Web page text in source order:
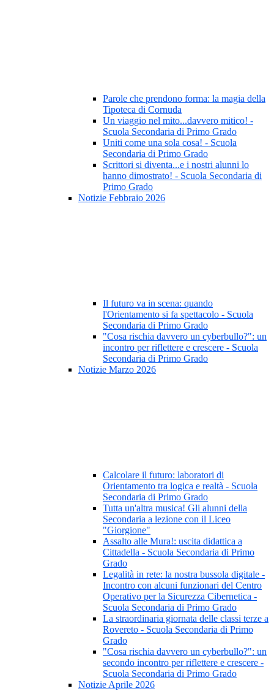
Parole che prendono forma: la magia della
Tipoteca di Cornuda
Un viaggio nel mito...davvero mitico! -
Scuola Secondaria di Primo Grado
Uniti come una sola cosa! - Scuola
Secondaria di Primo Grado
Scrittori si diventa...e i nostri alunni lo
hanno dimostrato! - Scuola Secondaria di
Primo Grado
Notizie Febbraio 2026
Il futuro va in scena: quando
l'Orientamento si fa spettacolo - Scuola
Secondaria di Primo Grado
"Cosa rischia davvero un cyberbullo?": un
incontro per riflettere e crescere - Scuola
Secondaria di Primo Grado
Notizie Marzo 2026
Calcolare il futuro: laboratori di
Orientamento tra logica e realtà - Scuola
Secondaria di Primo Grado
Tutta un'altra musica! Gli alunni della
Secondaria a lezione con il Liceo
"Giorgione"
Assalto alle Mura!: uscita didattica a
Cittadella - Scuola Secondaria di Primo
Grado
Legalità in rete: la nostra bussola digitale -
Incontro con alcuni funzionari del Centro
Operativo per la Sicurezza Cibernetica -
Scuola Secondaria di Primo Grado
La straordinaria giornata delle classi terze a
Rovereto - Scuola Secondaria di Primo
Grado
"Cosa rischia davvero un cyberbullo?": un
secondo incontro per riflettere e crescere -
Scuola Secondaria di Primo Grado
Notizie Aprile 2026